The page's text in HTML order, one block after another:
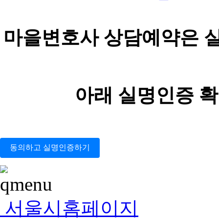
마을변호사 상담예약은
아래 실명인증
동의하고 실명인증하기
서울시홈페이지